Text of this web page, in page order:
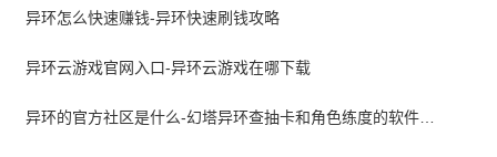
异环怎么快速赚钱-异环快速刷钱攻略
异环云游戏官网入口-异环云游戏在哪下载
异环的官方社区是什么-幻塔异环查抽卡和角色练度的软件叫什么